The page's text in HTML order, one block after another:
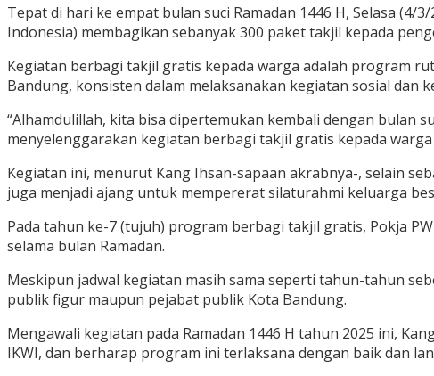
Tepat di hari ke empat bulan suci Ramadan 1446 H, Selasa
Indonesia) membagikan sebanyak 300 paket takjil kepada
Kegiatan berbagi takjil gratis kepada warga adalah program
Bandung, konsisten dalam melaksanakan kegiatan sosial dan
“Alhamdulillah, kita bisa dipertemukan kembali dengan bulan
menyelenggarakan kegiatan berbagi takjil gratis kepada
Kegiatan ini, menurut Kang Ihsan-sapaan akrabnya-, selain
juga menjadi ajang untuk mempererat silaturahmi keluarga
Pada tahun ke-7 (tujuh) program berbagi takjil gratis, Pokja
selama bulan Ramadan.
Meskipun jadwal kegiatan masih sama seperti tahun-tahun
publik figur maupun pejabat publik Kota Bandung.
Mengawali kegiatan pada Ramadan 1446 H tahun 2025 ini,
IKWI, dan berharap program ini terlaksana dengan baik dan